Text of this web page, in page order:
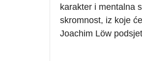
karakter i mentalna
skromnost, iz koje
Joachim Löw